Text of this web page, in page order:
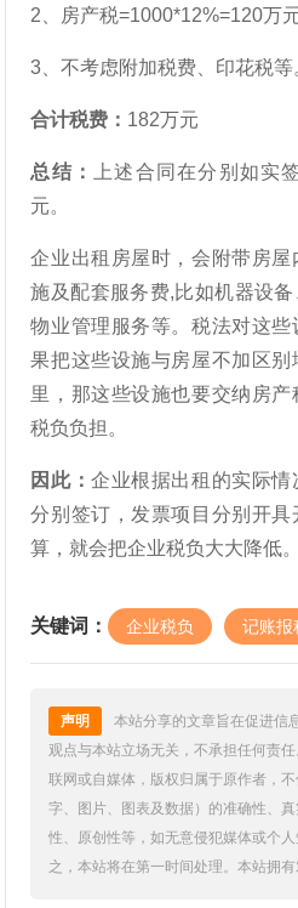
2、房产税=1000*12%=120万
3、不考虑附加税费、印花税等
合计税费： 182万元
总结：
上述合同在分别如实
元。
企业出租房屋时，会附带房
施及配套服务费,比如机器设备
物业管理服务等。税法对这
果把这些设施与房屋不加区
里，那这些设施也要交纳房
税负负担。
因此：企业根据出租的实际情
分别签订，发票项目分别开
算，就会把企业税负大大降低。
关键词： 企业税负 记账报
声明
本站分享的文章旨在促进信
观点与本站立场无关，不承担任何责
联网或自媒体，版权归属于原作者，
字、图片、图表及数据）的准确性、
性、原创性等，如无意侵犯媒体或个
之，本站将在第一时间处理。本站拥有